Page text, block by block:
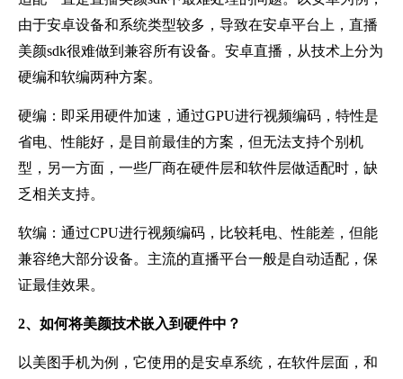
由于安卓设备和系统类型较多，导致在安卓平台上，直播
美颜sdk很难做到兼容所有设备。安卓直播，从技术上分为
硬编和软编两种方案。
硬编：即采用硬件加速，通过GPU进行视频编码，特性是
省电、性能好，是目前最佳的方案，但无法支持个别机
型，另一方面，一些厂商在硬件层和软件层做适配时，缺
乏相关支持。
软编：通过CPU进行视频编码，比较耗电、性能差，但能
兼容绝大部分设备。主流的直播平台一般是自动适配，保
证最佳效果。
2、 如何将美颜技术嵌入到硬件中？
以美图手机为例，它使用的是安卓系统，在软件层面，和